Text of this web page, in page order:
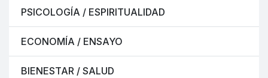
PSICOLOGÍA / ESPIRITUALIDAD
ECONOMÍA / ENSAYO
BIENESTAR / SALUD